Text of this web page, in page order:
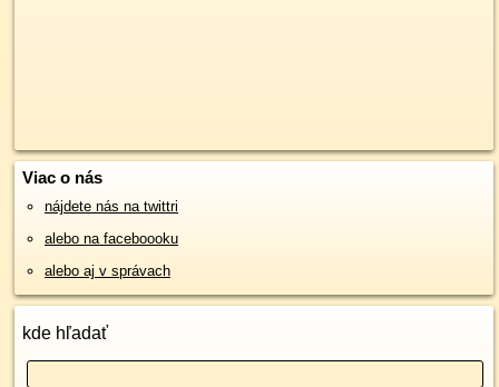
Viac o nás
nájdete nás na twittri
alebo na faceboooku
alebo aj v správach
kde hľadať